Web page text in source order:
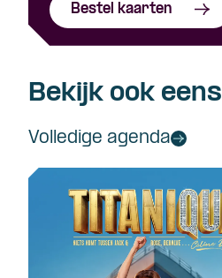
Bestel kaarten
Bekijk ook eens
Volledige agenda